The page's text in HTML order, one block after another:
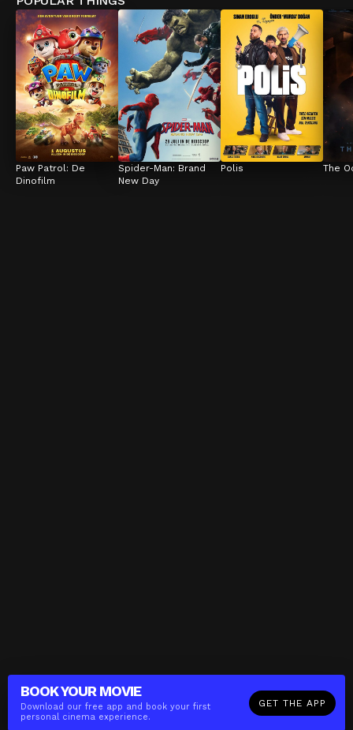
BOOK YOUR MOVIE
Download our free app and book your first
personal cinema experience.
GET THE APP
Paw Patrol: De
Dinofilm
Spider-Man: Brand
New Day
Polis The